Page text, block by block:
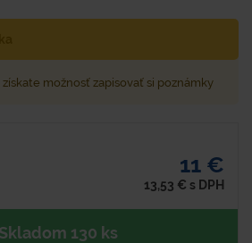
získate možnosť zapisovať si poznámky
11 €
13,53 € s DPH
Skladom 130 ks